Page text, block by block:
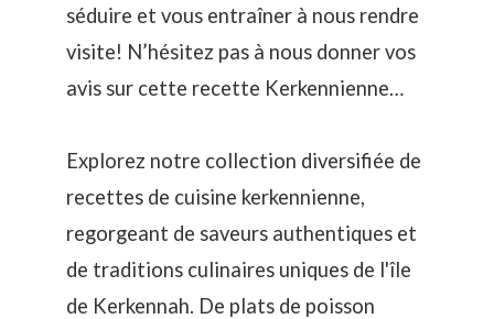
séduire et vous entraîner à nous rendre
visite! N’hésitez pas à nous donner vos
avis sur cette recette Kerkennienne…
Explorez notre collection diversifiée de
recettes de cuisine kerkennienne,
regorgeant de saveurs authentiques et
de traditions culinaires uniques de l'île
de Kerkennah. De plats de poisson